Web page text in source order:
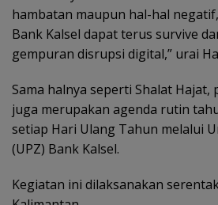
hambatan maupun hal-hal
Bank Kalsel dapat terus survive
gempuran disrupsi digital,” urai
Sama halnya seperti Shalat
juga merupakan agenda rutin
setiap Hari Ulang Tahun melalui
(UPZ) Bank Kalsel.
Kegiatan ini dilaksanakan